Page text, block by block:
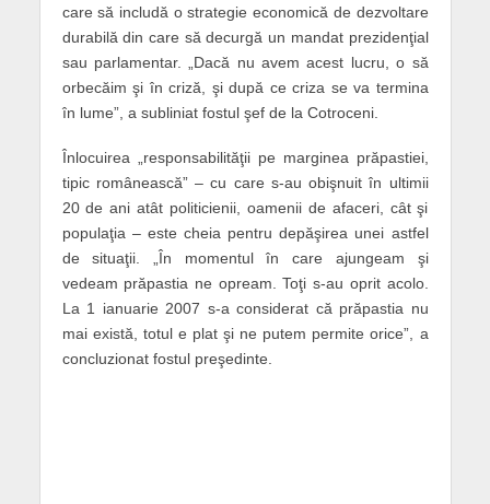
care să includă o strategie economică de dezvoltare
durabilă din care să decurgă un mandat prezidenţial
sau parlamentar. „Dacă nu avem acest lucru, o să
orbecăim şi în criză, şi după ce criza se va termina
în lume”, a subliniat fostul şef de la Cotroceni.
Înlocuirea „responsabilităţii pe marginea prăpastiei,
tipic românească” – cu care s-au obişnuit în ultimii
20 de ani atât politicienii, oamenii de afaceri, cât şi
populaţia – este cheia pentru depăşirea unei astfel
de situaţii. „În momentul în care ajungeam şi
vedeam prăpastia ne opream. Toţi s-au oprit acolo.
La 1 ianuarie 2007 s-a considerat că prăpastia nu
mai există, totul e plat şi ne putem permite orice”, a
concluzionat fostul preşedinte.